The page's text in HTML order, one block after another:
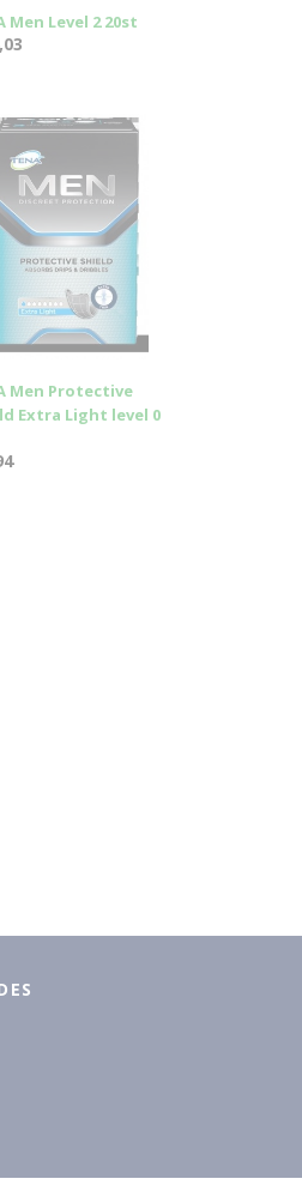
Men Level 2 20st
Men Protective
Extra Light level 0